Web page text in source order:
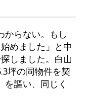
からない。もし
めました」と中
しました。白山
坪の同物件を契
謳い、同じく